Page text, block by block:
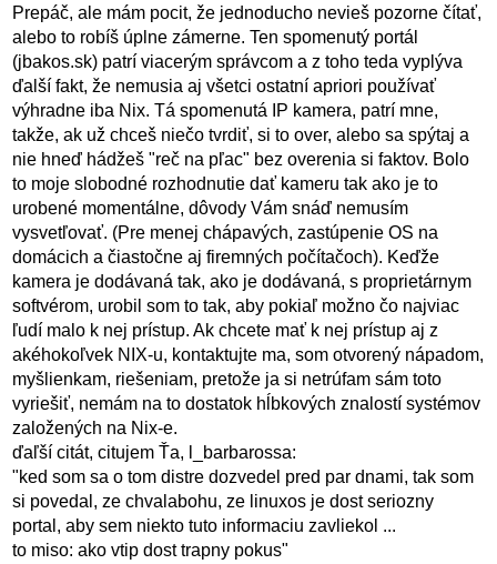
Prepáč, ale mám pocit, že jednoducho nevieš pozorne čítať,
alebo to robíš úplne zámerne. Ten spomenutý portál
(jbakos.sk) patrí viacerým správcom a z toho teda vyplýva
ďalší fakt, že nemusia aj všetci ostatní apriori používať
výhradne iba Nix. Tá spomenutá IP kamera, patrí mne,
takže, ak už chceš niečo tvrdiť, si to over, alebo sa spýtaj a
nie hneď hádžeš "reč na pľac" bez overenia si faktov. Bolo
to moje slobodné rozhodnutie dať kameru tak ako je to
urobené momentálne, dôvody Vám snáď nemusím
vysvetľovať. (Pre menej chápavých, zastúpenie OS na
domácich a čiastočne aj firemných počítačoch). Keďže
kamera je dodávaná tak, ako je dodávaná, s proprietárnym
softvérom, urobil som to tak, aby pokiaľ možno čo najviac
ľudí malo k nej prístup. Ak chcete mať k nej prístup aj z
akéhokoľvek NIX-u, kontaktujte ma, som otvorený nápadom,
myšlienkam, riešeniam, pretože ja si netrúfam sám toto
vyriešiť, nemám na to dostatok hĺbkových znalostí systémov
založených na Nix-e.
ďaľší citát, citujem Ťa, l_barbarossa:
"ked som sa o tom distre dozvedel pred par dnami, tak som
si povedal, ze chvalabohu, ze linuxos je dost seriozny
portal, aby sem niekto tuto informaciu zavliekol ...
to miso: ako vtip dost trapny pokus"